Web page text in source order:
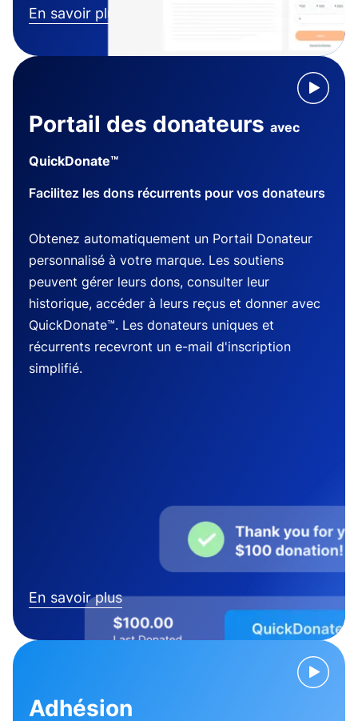
En savoir plus
Portail des donateurs avec
QuickDonate™
Facilitez les dons récurrents pour vos donateurs
Obtenez automatiquement un Portail Donateur
personnalisé à votre marque. Les soutiens
peuvent gérer leurs dons, consulter leur
historique, accéder à leurs reçus et donner avec
QuickDonate™. Les donateurs uniques et
récurrents recevront un e-mail d'inscription
simplifié.
En savoir plus
Adhésion